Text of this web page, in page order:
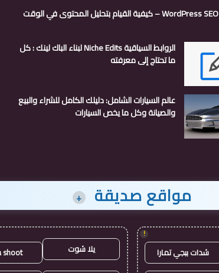
WordPress SEO Checker – كيفية القيام بتحليل المحتوى في الوقت
الروابط السياقية Niche Edits لبناء الباك لينك : كل
ما تحتاج إلى معرفته
عالم السيارات الشامل: دليلك الكامل للشراء والبيع
والصيانة وكل ما يخص السيارات
مواقع صديقة +
!
شدات ببجي تمارا يلا شوت shoot